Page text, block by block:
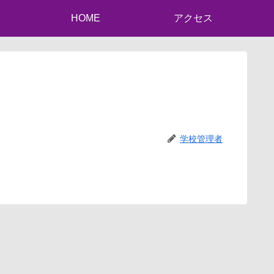
HOME アクセス
学校管理者